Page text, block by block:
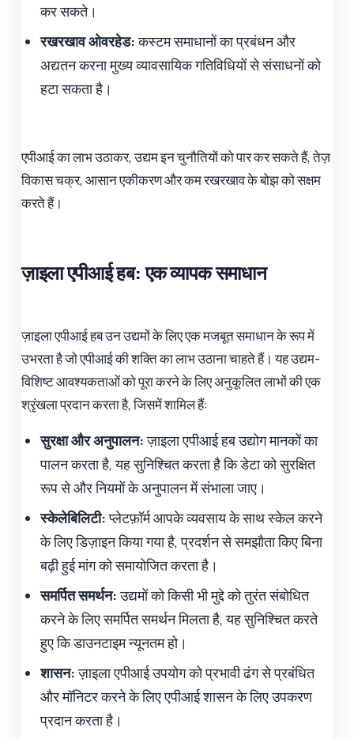
कर सकते।
रखरखाव ओवरहेड:कस्टम समाधानों का प्रबंधन और
अद्यतन करना मुख्य व्यावसायिक गतिविधियों से संसाधनों को
हटा सकता है।
एपीआई का लाभ उठाकर, उद्यम इन चुनौतियों को पार कर सकते हैं, तेज़
विकास चक्र, आसान एकीकरण और कम रखरखाव के बोझ को सक्षम
करते हैं।
ज़ाइला एपीआई हब: एक व्यापक समाधान
ज़ाइला एपीआई हब उन उद्यमों के लिए एक मजबूत समाधान के रूप में
उभरता है जो एपीआई की शक्ति का लाभ उठाना चाहते हैं। यह उद्यम-
विशिष्ट आवश्यकताओं को पूरा करने के लिए अनुकूलित लाभों की एक
श्रृंखला प्रदान करता है, जिसमें शामिल हैं:
सुरक्षा और अनुपालन:ज़ाइला एपीआई हब उद्योग मानकों का
पालन करता है, यह सुनिश्चित करता है कि डेटा को सुरक्षित
रूप से और नियमों के अनुपालन में संभाला जाए।
स्केलेबिलिटी:प्लेटफ़ॉर्म आपके व्यवसाय के साथ स्केल करने
के लिए डिज़ाइन किया गया है, प्रदर्शन से समझौता किए बिना
बढ़ी हुई मांग को समायोजित करता है।
समर्पित समर्थन:उद्यमों को किसी भी मुद्दे को तुरंत संबोधित
करने के लिए समर्पित समर्थन मिलता है, यह सुनिश्चित करते
हुए कि डाउनटाइम न्यूनतम हो।
शासन:ज़ाइला एपीआई उपयोग को प्रभावी ढंग से प्रबंधित
और मॉनिटर करने के लिए एपीआई शासन के लिए उपकरण
प्रदान करता है।